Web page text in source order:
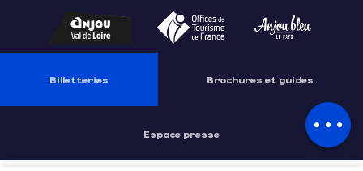
par email
Billetteries Brochures et guides
Espace presse